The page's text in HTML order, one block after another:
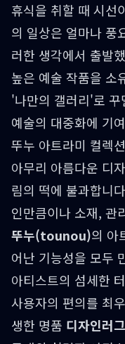
휴식을 취할 때 시선
의 일상은 얼마나 풍
러한 생각에서 출발
높은 예술 작품을 소
'나만의 갤러리'로 꾸
예술의 대중화에 기
뚜누 아트라미 컬렉
아무리 아름다운 디
림의 떡에 불과합니
인만큼이나 소재, 관
뚜누(tounou)의 아
어난 기능성을 모두
아티스트의 섬세한
사용자의 편의를 최
생한 명품 디자인러그